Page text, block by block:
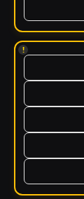
!